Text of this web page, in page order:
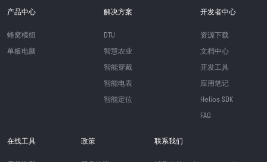
产品中心
蜂窝模组
单板电脑
解决方案
DTU
智慧农业
智能穿戴
智能电表
智能定位
开发者中心
资源下载
文档中心
开发工具
应用笔记
Helios SDK
FAQ
在线工具 政策 联系我们